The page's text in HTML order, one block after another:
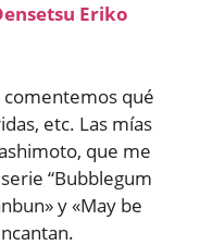
Eriko
qué
etc. Las mías
que me
“Bubblegum
y «May be